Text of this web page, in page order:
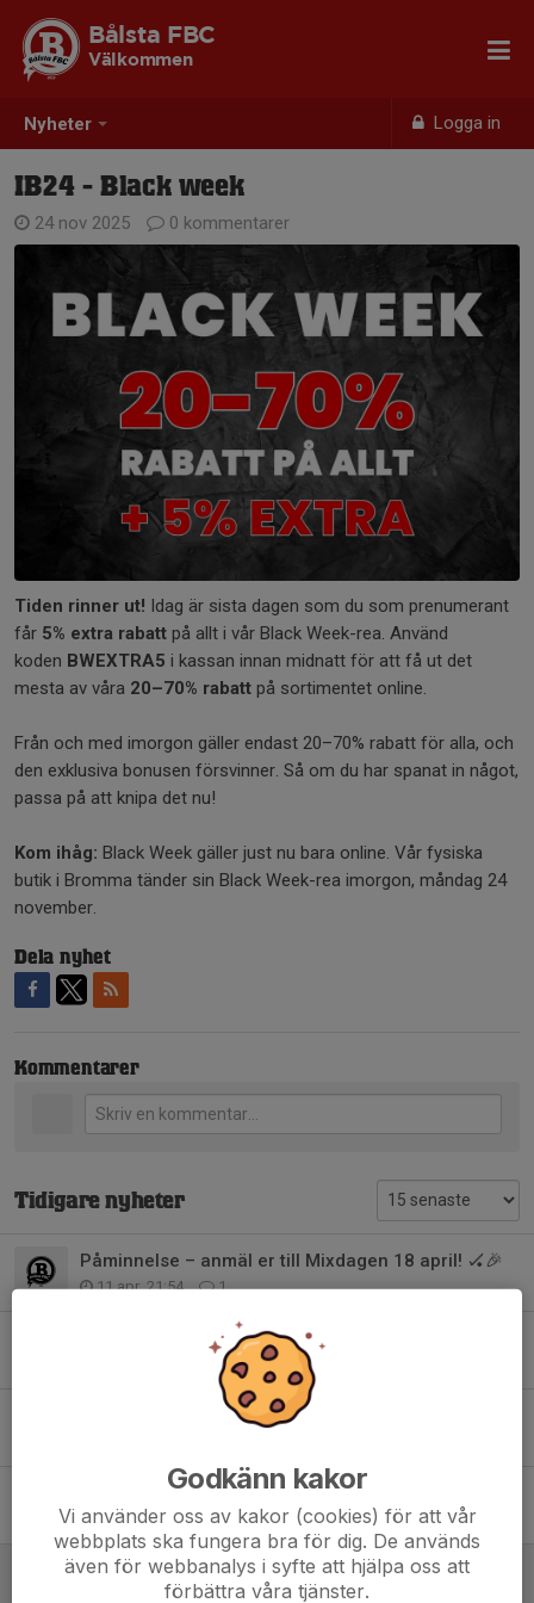
Nyheter Logga in
Bålsta FBC
Välkommen
IB24 - Black week
24 nov 2025 0 kommentarer
Tiden rinner ut! Idag är sista dagen som du som prenumerant
får 5% extra rabatt på allt i vår Black Week-rea. Använd
koden BWEXTRA5 i kassan innan midnatt för att få ut det
mesta av våra 20–70% rabatt på sortimentet online.
Från och med imorgon gäller endast 20–70% rabatt för alla, och
den exklusiva bonusen försvinner. Så om du har spanat in något,
passa på att knipa det nu!
Kom ihåg: Black Week gäller just nu bara online. Vår fysiska
butik i Bromma tänder sin Black Week-rea imorgon, måndag 24
november.
Dela nyhet
Kommentarer
Tidigare nyheter
Påminnelse – anmäl er till Mixdagen 18 april! 🏑🎉
11 apr, 21:54 1
SAVE THE DATE – MIXDAGEN!
5 dec 2025 0
IB24 - Black week
24 nov 2025 0
Godkänn kakor
Vi använder oss av kakor (cookies) för att vår
webbplats ska fungera bra för dig. De används
även för webbanalys i syfte att hjälpa oss att
förbättra våra tjänster.